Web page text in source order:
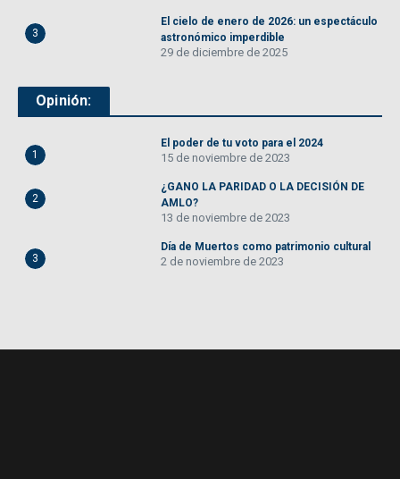
3
El cielo de enero de 2026: un espectáculo
astronómico imperdible
29 de diciembre de 2025
Opinión:
1
El poder de tu voto para el 2024
15 de noviembre de 2023
2
¿GANO LA PARIDAD O LA DECISIÓN DE
AMLO?
13 de noviembre de 2023
3
Día de Muertos como patrimonio cultural
2 de noviembre de 2023